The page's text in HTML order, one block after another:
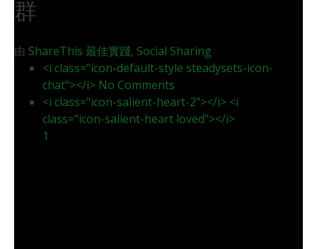
群
由 ShareThis 最佳實踐, Social Sharing
<i class="icon-default-style steadysets-icon-
chat"></i> No Comments
<i class="icon-salient-heart-2"></i> <i
class="icon-salient-heart loved"></i>
1